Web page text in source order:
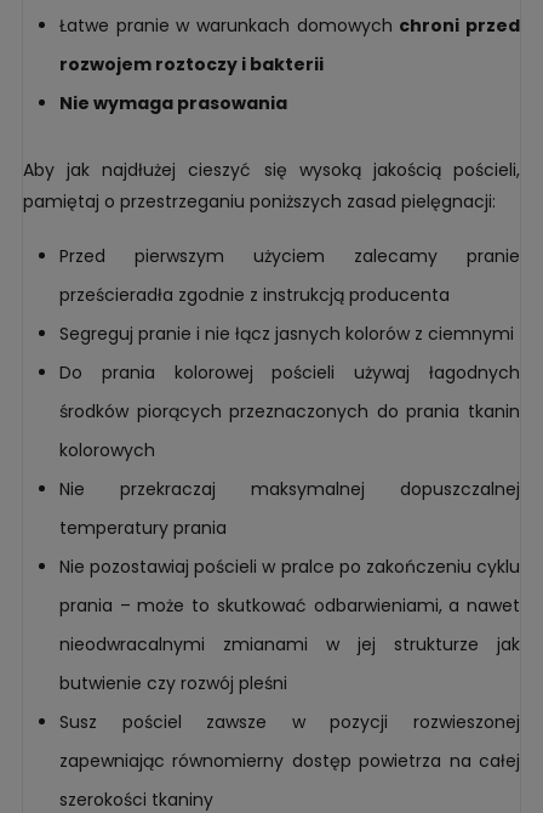
Łatwe pranie w warunkach domowych chroni przed
rozwojem roztoczy i bakterii
Nie wymaga prasowania
Aby jak najdłużej cieszyć się wysoką jakością pościeli,
pamiętaj o przestrzeganiu poniższych zasad pielęgnacji:
Przed pierwszym użyciem zalecamy pranie
prześcieradła zgodnie z instrukcją producenta
Segreguj pranie i nie łącz jasnych kolorów z ciemnymi
Do prania kolorowej pościeli używaj łagodnych
środków piorących przeznaczonych do prania tkanin
kolorowych
Nie przekraczaj maksymalnej dopuszczalnej
temperatury prania
Nie pozostawiaj pościeli w pralce po zakończeniu cyklu
prania – może to skutkować odbarwieniami, a nawet
nieodwracalnymi zmianami w jej strukturze jak
butwienie czy rozwój pleśni
Susz pościel zawsze w pozycji rozwieszonej
zapewniając równomierny dostęp powietrza na całej
szerokości tkaniny